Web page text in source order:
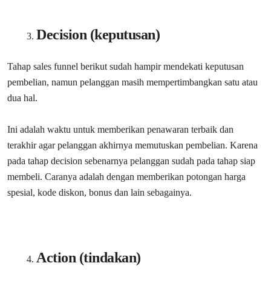
Decision (keputusan)
Tahap sales funnel berikut sudah hampir mendekati keputusan
pembelian, namun pelanggan masih mempertimbangkan satu atau
dua hal.
Ini adalah waktu untuk memberikan penawaran terbaik dan
terakhir agar pelanggan akhirnya memutuskan pembelian. Karena
pada tahap decision sebenarnya pelanggan sudah pada tahap siap
membeli. Caranya adalah dengan memberikan potongan harga
spesial, kode diskon, bonus dan lain sebagainya.
Action (tindakan)